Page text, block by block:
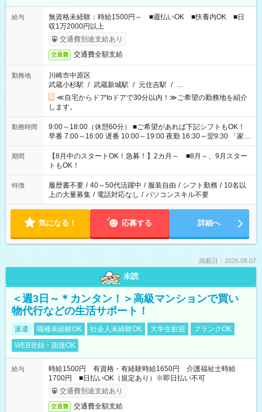
給与
無資格未経験：時給1500円～ ■週払いOK ■扶養内OK ■日
収1万2000円以上
交通費別途支給あり
交通費 交通費全額支給
勤務地
川崎市中原区
武蔵小杉駅 / 武蔵新城駅 / 元住吉駅 / …
≪自宅からドアtoドアで30分以内！≫ご希望の勤務地を紹介
します。
勤務時間
9:00～18:00（休憩60分） ■ご希望があれば下記シフトもOK！
早番 7:00～16:00 遅番 10:00～19:00 夜勤 16:30～翌9:30 「家族
と休みを合わせたい」 「余裕を持って夕飯の準備がしたい」
「できれば残業はしたくない」 など、ご希望を教えてください
ね。 ※Wワーク希望の方へ 今ご覧のお仕事で希望する勤務時間
と、もう1つのお仕事の勤務時間。 合計で週40時間を超える場
合は応募できません。
期間
【8月中のスタートOK！急募！】2カ月～ ■8月～、9月スター
トもOK！
特徴 履歴書不要 / 40～50代活躍中 / 服装自由 / シフト勤務 / 10名以
上の大量募集 / 電話対応なし / パソコンスキル不要
気になる！ 応募する 詳細へ
掲載日：2026.08.07
未読
＜週3日～＊カンタン！＞高級マンションで買い
物代行などの生活サポート！
派遣 職種未経験OK 社会人未経験OK 大学生歓迎
ブランクOK
WEB登録・面接OK
給与
時給1500円 有資格・有経験時給1650円 介護福祉士時給
1700円 ■日払いOK（規定あり）※即日払い不可
交通費別途支給あり
交通費 交通費全額支給